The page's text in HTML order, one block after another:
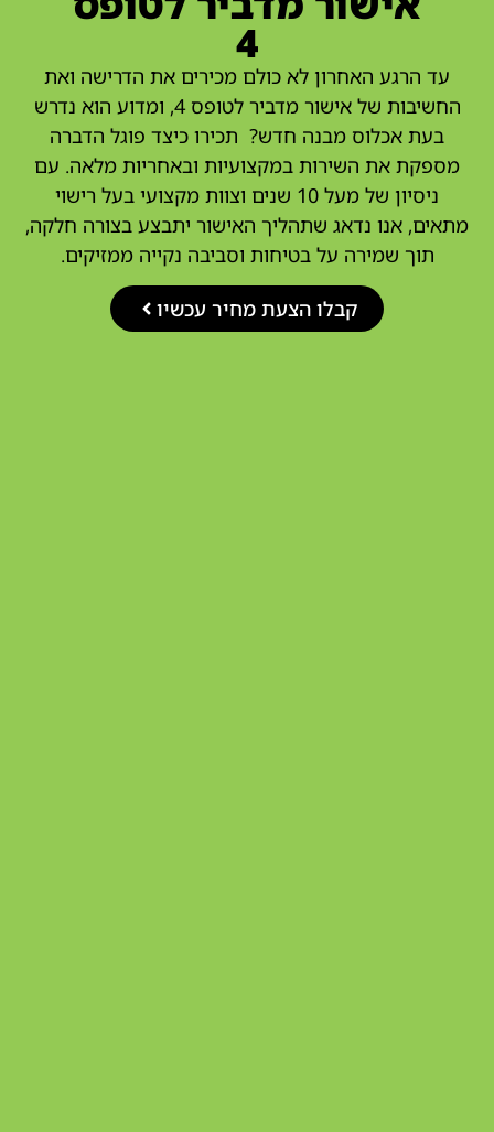
4
עד הרגע האחרון לא כולם מכירים את הדרישה ואת
החשיבות של אישור מדביר לטופס 4, ומדוע הוא נדרש
בעת אכלוס מבנה חדש? תכירו כיצד פוגל הדברה
מספקת את השירות במקצועיות ובאחריות מלאה. עם
ניסיון של מעל 10 שנים וצוות מקצועי בעל רישוי
מתאים, אנו נדאג שתהליך האישור יתבצע בצורה חלקה,
תוך שמירה על בטיחות וסביבה נקייה ממזיקים.
קבלו הצעת מחיר עכשיו